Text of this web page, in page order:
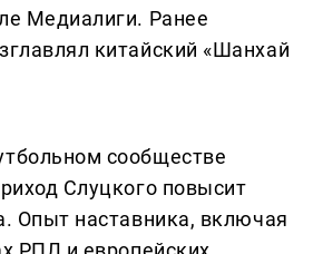
Медиалиги. Ранее
китайский «Шанхай
сообществе
Слуцкого повысит
Опыт наставника, включая